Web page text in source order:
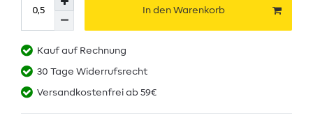
In den Warenkorb
Kauf auf Rechnung
30 Tage Widerrufsrecht
Versandkostenfrei ab 59€